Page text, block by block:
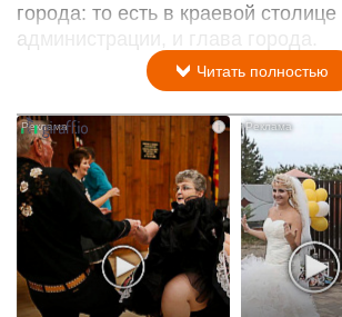
города: то есть в краевой столице
администрации, и глава города.
Читать полностью